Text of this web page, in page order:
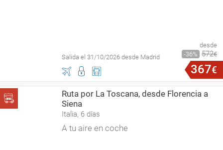
Salida el 31/10/2026 desde Madrid
desde
36
572€
367€
Ruta por La Toscana, desde Florencia a
Siena
Italia, 6 días
A tu aire en coche